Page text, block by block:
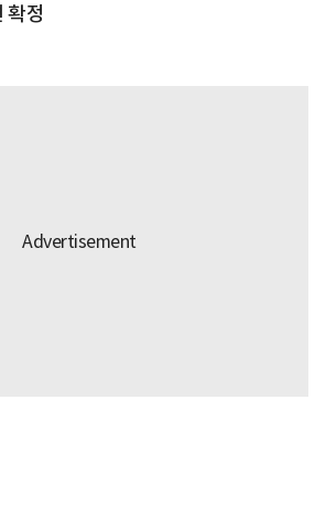
확정